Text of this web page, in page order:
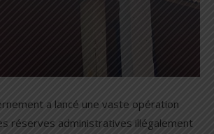
a lancé une vaste opération
réserves administratives illégalement